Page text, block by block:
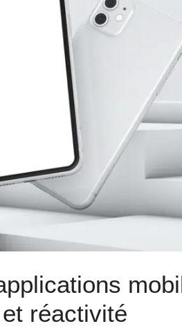
réactivité